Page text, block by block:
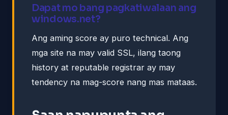
Dapat mo bang pagkatiwalaan ang
windows.net?
Ang aming score ay puro technical. Ang
mga site na may valid SSL, ilang taong
history at reputable registrar ay may
tendency na mag-score nang mas mataas.